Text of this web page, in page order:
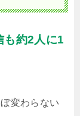
も約2人に1
変わらない